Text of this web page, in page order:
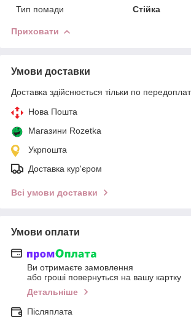
Тип помади
Стійка
Приховати
Умови доставки
Доставка здійснюється тільки по
Нова Пошта
Магазини Rozetka
Укрпошта
Доставка кур'єром
Всі умови доставки
Умови оплати
Ви отримаєте замовлення
або гроші повернуться на вашу картку
Детальніше
Післяплата